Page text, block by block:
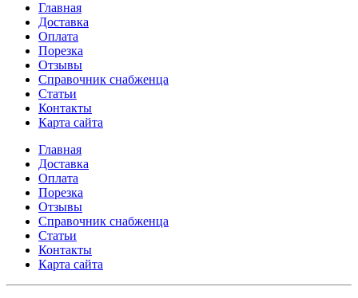
Главная
Доставка
Оплата
Порезка
Отзывы
Справочник снабженца
Статьи
Контакты
Карта сайта
Главная
Доставка
Оплата
Порезка
Отзывы
Справочник снабженца
Статьи
Контакты
Карта сайта